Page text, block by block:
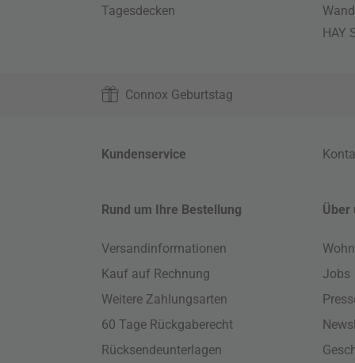
Tagesdecken
HAY
Connox Geburtstag
Kundenservice
Rund um Ihre Bestellung
Versandinformationen
Kauf auf Rechnung
Weitere Zahlungsarten
60 Tage Rückgaberecht
Rücksendeunterlagen
Über
Jobs